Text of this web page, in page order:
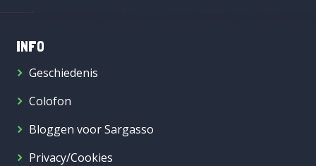
INFO
Geschiedenis
Colofon
Bloggen voor Sargasso
Privacy/Cookies